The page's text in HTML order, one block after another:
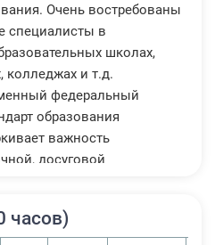
Очень востребованы
специалисты в
школах,
колледжах и т.д.
федеральный
образования
важность
досуговой
Поэтому профессия
часов)